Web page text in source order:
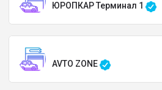
ЮРОПКАР Терминал 1
AVTO ZONE